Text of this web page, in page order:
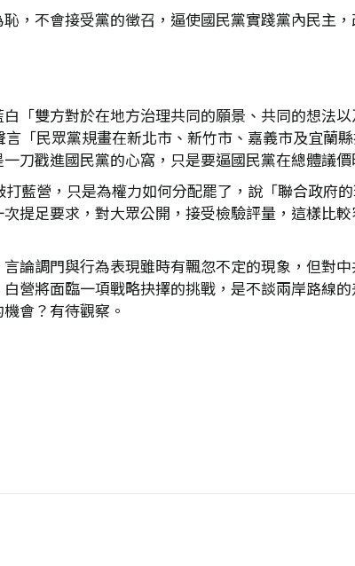
，不會接受黨的徵召，逼使國民黨實踐黨內民主
「雙方對於在地方治理共同的願景、共同的想法
「民眾黨規畫在新北市、新竹市、嘉義市及宜蘭
刀戳進國民黨的心窩，只是要逼國民黨在總體議
藍營，只是為權力如何分配罷了，說「聯合政府
提足要求，對大眾公開，接受檢驗評量，這樣比
論調門與行為表現雖時有飄忽不定的現象，但對
營將面臨一項戰略抉擇的挑戰，是不談兩岸路線
會？有待觀察。